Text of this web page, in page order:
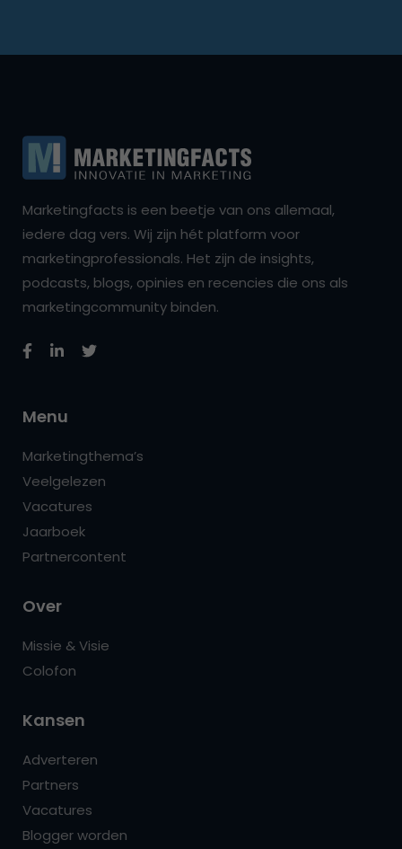
Marketingfacts is een beetje van ons allemaal,
iedere dag vers. Wij zijn hét platform voor
marketingprofessionals. Het zijn de insights,
podcasts, blogs, opinies en recencies die ons als
marketingcommunity binden.
Menu
Marketingthema’s
Veelgelezen
Vacatures
Jaarboek
Partnercontent
Over
Missie & Visie
Colofon
Kansen
Adverteren
Partners
Vacatures
Blogger worden